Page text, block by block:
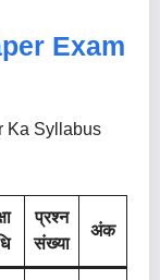
Exam
Ka Syllabus
प्रश्न
संख्या
अंक